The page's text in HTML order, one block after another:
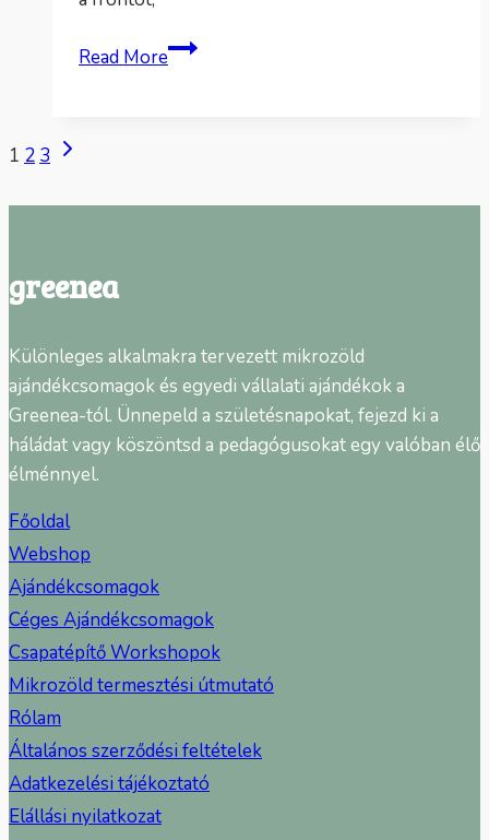
Read MoreCéges
Page
navigation
1 2 3 Next
greenea
Különleges alkalmakra tervezett mikrozöld
ajándékcsomagok és egyedi vállalati ajándékok a
Greenea-tól. Ünnepeld a születésnapokat, fejezd ki a
háládat vagy köszöntsd a pedagógusokat egy valóban élő
élménnyel.
Főoldal
Webshop
Ajándékcsomagok
Céges Ajándékcsomagok
Csapatépítő Workshopok
Mikrozöld termesztési útmutató
Rólam
Általános szerződési feltételek
Adatkezelési tájékoztató
Elállási nyilatkozat